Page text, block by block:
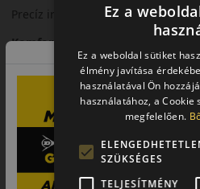
Precíz irányíthatóság és stabil
Komfort és zajszint
Sportos karakter mellett is
Felhasználási ajánlás
Sportos személyautókhoz,
Összegzés
Az N'Fera Sport sportos
Ez a
Ez a weboldal sütiket
élmény javítása
használatával Ön
használatához, a Cookie
megfelelően.
SZÜKSÉGES
TELJESÍTMÉNY